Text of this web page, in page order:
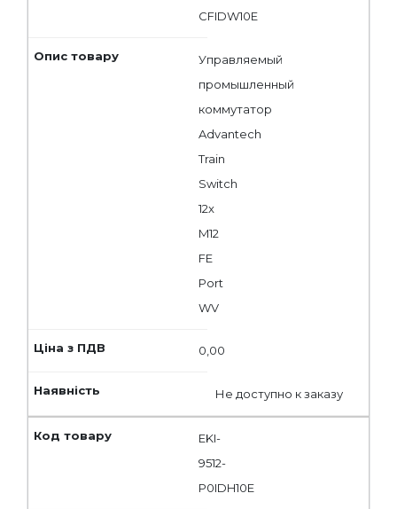
CFIDW10E
Управляемый
промышленный
коммутатор
Advantech
Train
Switch
12x
M12
FE
Port
WV
0,00
Не доступно к заказу
EKI-
9512-
P0IDH10E